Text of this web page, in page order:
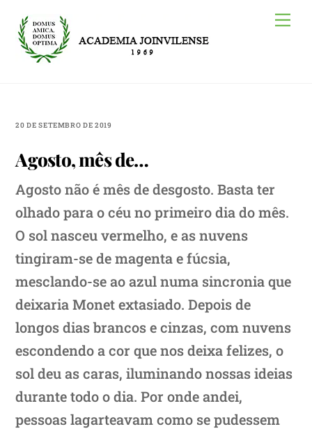
content
20 DE SETEMBRO DE 2019
Agosto, mês de…
Agosto não é mês de desgosto. Basta ter
olhado para o céu no primeiro dia do mês.
O sol nasceu vermelho, e as nuvens
tingiram-se de magenta e fúcsia,
mesclando-se ao azul numa sincronia que
deixaria Monet extasiado. Depois de
longos dias brancos e cinzas, com nuvens
escondendo a cor que nos deixa felizes, o
sol deu as caras, iluminando nossas ideias
durante todo o dia. Por onde andei,
pessoas lagarteavam como se pudessem